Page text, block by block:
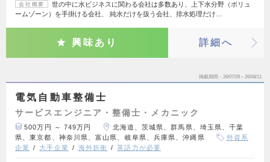
会社概要
世の中に水ビジネスに関わる会社は多数あり、上下水分野（ボリュ
ームゾーン）を手掛ける会社、 純水だけを扱う会社、排水処理だけ…
興味あり 詳細へ
掲載期間 26/07/29～26/08/11
電気自動車整備士
サービスエンジニア・整備士・メカニック
500万円 ～ 749万円
北海道、茨城県、群馬県、埼玉県、千葉
県、東京都、神奈川県、富山県、岐阜県、兵庫県、沖縄県
外資系
企業
大手企業 海外折衝 英語力が必要